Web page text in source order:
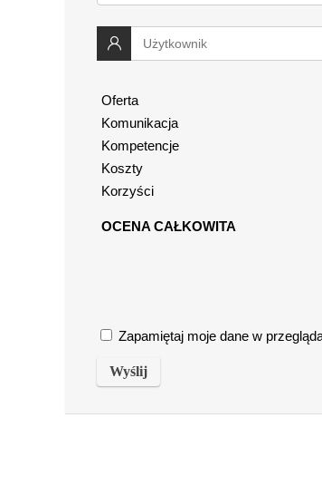
Oferta
Komunikacja
Kompetencje
Koszty
Korzyści
OCENA CAŁKOWITA
Zapamiętaj moje dane w